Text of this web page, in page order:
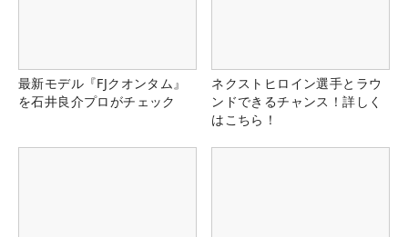
最新モデル『FJクオンタム』
を石井良介プロがチェック
ネクストヒロイン選手とラウ
ンドできるチャンス！詳しく
はこちら！